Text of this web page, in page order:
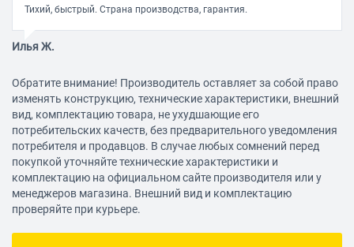
Потребляемая мощность
69.85x7x100.2 мм
Вес
90 г
Тихий, быстрый. Страна производства, гарантия.
Илья Ж.
Достоинства:
Скорость доставки
Комментарий:
Диск работает.
Максим Дорошенко
25.03.2021, 15:20
Обратите внимание! Производитель оставляет за собой право
изменять конструкцию, технические характеристики, внешний
вид, комплектацию товара, не ухудшающие его
потребительских качеств, без предварительного уведомления
потребителя и продавцов. В случае любых сомнений перед
покупкой уточняйте технические характеристики и
комплектацию на официальном сайте производителя или у
менеджеров магазина. Внешний вид и комплектацию
проверяйте при курьере.